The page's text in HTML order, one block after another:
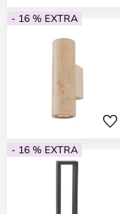
- 16 % EXTRA
- 16 % EXTRA